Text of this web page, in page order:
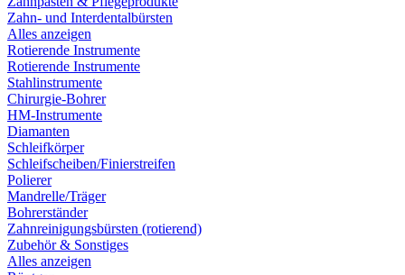
Zahn- und Interdentalbürsten
Alles anzeigen
Rotierende Instrumente
Rotierende Instrumente
Stahlinstrumente
Chirurgie-Bohrer
HM-Instrumente
Diamanten
Schleifkörper
Schleifscheiben/Finierstreifen
Polierer
Mandrelle/Träger
Bohrerständer
Zahnreinigungsbürsten (rotierend)
Zubehör & Sonstiges
Alles anzeigen